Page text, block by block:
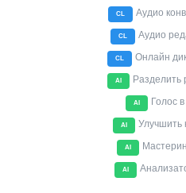
CL Аудио
CL Аудио
CL Онлайн
AI Разделить
AI Голос
AI Улучшить
AI
AI